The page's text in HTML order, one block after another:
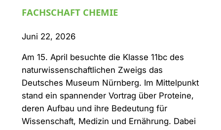
FACHSCHAFT CHEMIE
Juni 22, 2026
Am 15. April besuchte die Klasse 11bc des
naturwissenschaftlichen Zweigs das
Deutsches Museum Nürnberg. Im Mittelpunkt
stand ein spannender Vortrag über Proteine,
deren Aufbau und ihre Bedeutung für
Wissenschaft, Medizin und Ernährung. Dabei